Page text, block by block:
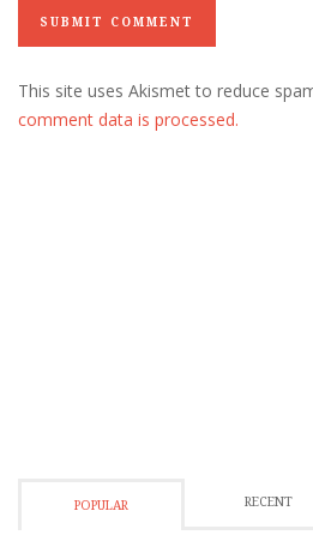
This site uses Akismet to reduce
comment data is processed.
POPULAR RECENT